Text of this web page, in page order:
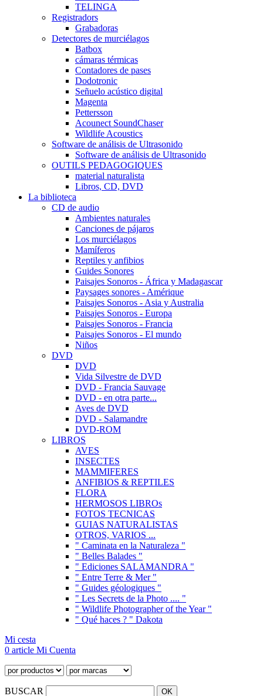
TELINGA
Registradors
Grabadoras
Detectores de murciélagos
Batbox
cámaras térmicas
Contadores de pases
Dodotronic
Señuelo acústico digital
Magenta
Pettersson
Acounect SoundChaser
Wildlife Acoustics
Software de análisis de Ultrasonido
Software de análisis de Ultrasonido
OUTILS PEDAGOGIQUES
material naturalista
Libros, CD, DVD
La biblioteca
CD de audio
Ambientes naturales
Canciones de pájaros
Los murciélagos
Mamíferos
Reptiles y anfibios
Guides Sonores
Paisajes Sonoros - África y Madagascar
Paysages sonores - Amérique
Paisajes Sonoros - Asia y Australia
Paisajes Sonoros - Europa
Paisajes Sonoros - Francia
Paisajes Sonoros - El mundo
Niños
DVD
DVD
Vida Silvestre de DVD
DVD - Francia Sauvage
DVD - en otra parte...
Aves de DVD
DVD - Salamandre
DVD-ROM
LIBROS
AVES
INSECTES
MAMMIFERES
ANFIBIOS & REPTILES
FLORA
HERMOSOS LIBROs
FOTOS TECNICAS
GUIAS NATURALISTAS
OTROS, VARIOS ...
" Caminata en la Naturaleza "
" Belles Balades "
" Ediciones SALAMANDRA "
" Entre Terre & Mer "
" Guides géologiques "
" Les Secrets de la Photo .... "
" Wildlife Photographer of the Year "
" Qué haces ? " Dakota
Mi cesta
0 article Mi Cuenta
BUSCAR